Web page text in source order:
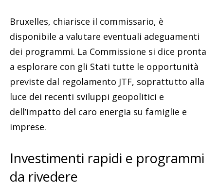
Bruxelles, chiarisce il commissario, è
disponibile a valutare eventuali adeguamenti
dei programmi. La Commissione si dice pronta
a esplorare con gli Stati tutte le opportunità
previste dal regolamento JTF, soprattutto alla
luce dei recenti sviluppi geopolitici e
dell’impatto del caro energia su famiglie e
imprese.
Investimenti rapidi e programmi
da rivedere